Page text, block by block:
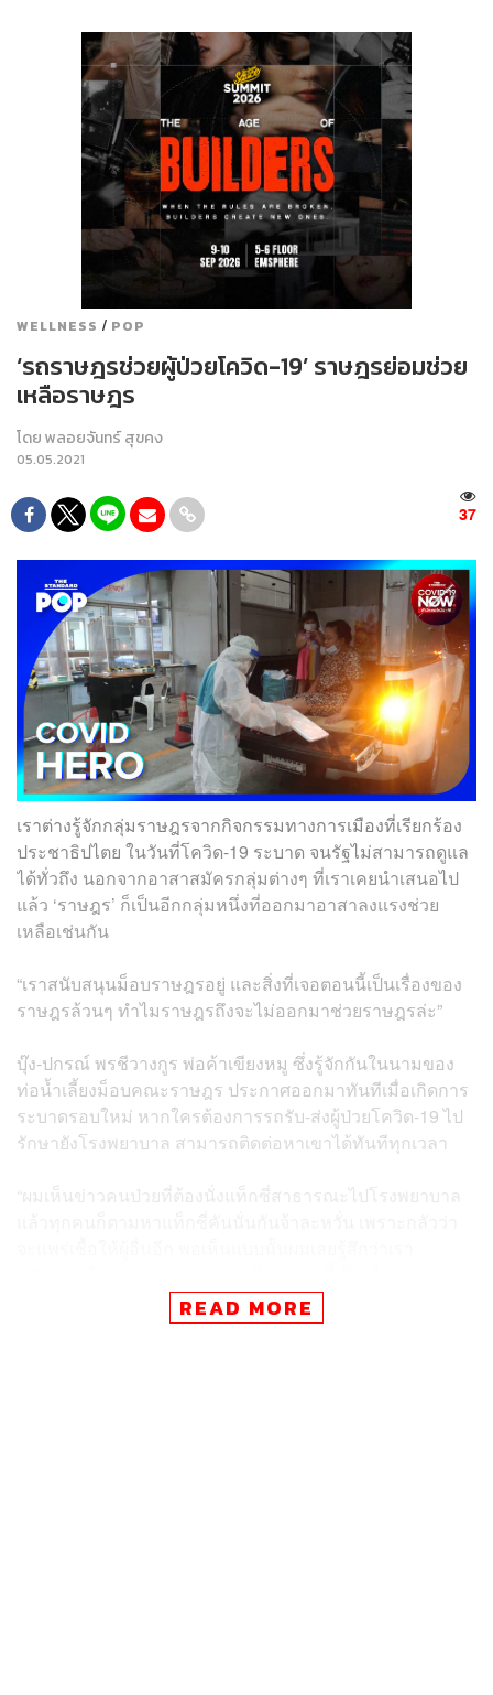
WELLNESS / POP
‘รถราษฎรช่วยผู้ป่วยโควิด-19’ ราษฎรย่อมช่วย
เหลือราษฎร
โดยพลอยจันทร์ สุขคง
05.05.2021
37
เราต่างรู้จักกลุ่มราษฎรจากกิจกรรมทางการเมืองที่เรียกร้อง
ประชาธิปไตย ในวันที่โควิด-19 ระบาด จนรัฐไม่สามารถดูแล
ได้ทั่วถึง นอกจากอาสาสมัครกลุ่มต่างๆ ที่เราเคยนำเสนอไป
แล้ว ‘ราษฎร’ ก็เป็นอีกกลุ่มหนึ่งที่ออกมาอาสาลงแรงช่วย
เหลือเช่นกัน
“เราสนับสนุนม็อบราษฎรอยู่ และสิ่งที่เจอตอนนี้เป็นเรื่องของ
ราษฎรล้วนๆ ทำไมราษฎรถึงจะไม่ออกมาช่วยราษฎรล่ะ”
บุ๊ง-ปกรณ์ พรชีวางกูร พ่อค้าเขียงหมู ซึ่งรู้จักกันในนามของ
ท่อน้ำเลี้ยงม็อบคณะราษฎร ประกาศออกมาทันทีเมื่อเกิดการ
ระบาดรอบใหม่ หากใครต้องการรถรับ-ส่งผู้ป่วยโควิด-19 ไป
รักษายังโรงพยาบาล สามารถติดต่อหาเขาได้ทันทีทุกเวลา
“ผมเห็นข่าวคนป่วยที่ต้องนั่งแท็กซี่สาธารณะไปโรงพยาบาล
ราษฎรล้วนๆ ทำไมราษฎรถึงจะไม่ออกมาช่วยราษฎรล่ะ
ของเราก็มีอยู่แล้ว รถในเครือข่ายเราก็มี มันเป็นวิกฤตของ
READ MORE